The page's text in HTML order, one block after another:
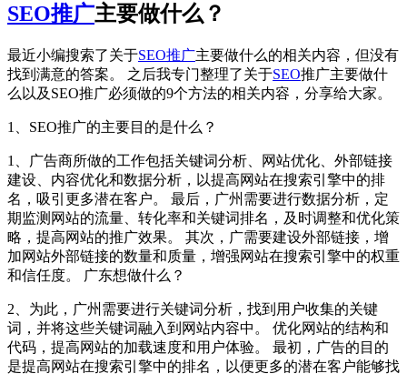
SEO推广主要做什么？
最近小编搜索了关于SEO推广主要做什么的相关内容，但没有
找到满意的答案。 之后我专门整理了关于SEO推广主要做什
么以及SEO推广必须做的9个方法的相关内容，分享给大家。
1、SEO推广的主要目的是什么？
1、广告商所做的工作包括关键词分析、网站优化、外部链接
建设、内容优化和数据分析，以提高网站在搜索引擎中的排
名，吸引更多潜在客户。 最后，广州需要进行数据分析，定
期监测网站的流量、转化率和关键词排名，及时调整和优化策
略，提高网站的推广效果。 其次，广需要建设外部链接，增
加网站外部链接的数量和质量，增强网站在搜索引擎中的权重
和信任度。 广东想做什么？
2、为此，广州需要进行关键词分析，找到用户收集的关键
词，并将这些关键词融入到网站内容中。 优化网站的结构和
代码，提高网站的加载速度和用户体验。 最初，广告的目的
是提高网站在搜索引擎中的排名，以便更多的潜在客户能够找